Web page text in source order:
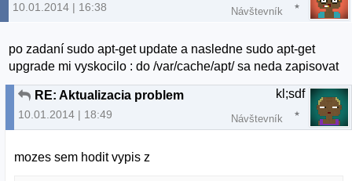
10.01.2014 | 16:38 Návštevník
po zadaní sudo apt-get update a nasledne sudo apt-get
upgrade mi vyskocilo : do /var/cache/apt/ sa neda zapisovat
RE: Aktualizacia problem
10.01.2014 | 18:49
kl;sdf
Návštevník
mozes sem hodit vypis z